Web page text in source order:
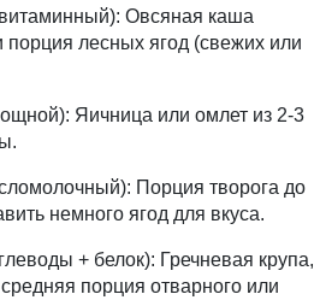
Овсяная каша
порция лесных ягод (свежих или
Яичница или омлет из 2-3
Порция творога до
немного ягод для вкуса.
+ белок): Гречневая крупа,
порция отварного или